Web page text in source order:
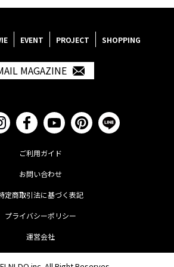
EVENT PROJECT SHOPPING
MAGAZINE
ご利用ガイド
お問い合わせ
定商取引法に基づく表記
プライバシーポリシー
運営会社